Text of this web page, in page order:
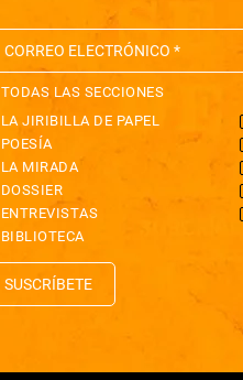
TODAS LAS SECCIONES
LA JIRIBILLA DE PAPEL
POESÍA
LA MIRADA
DOSSIER
ENTREVISTAS
BIBLIOTECA
SUSCRÍBETE